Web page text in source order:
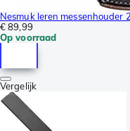
Nesmuk leren messenhouder
€ 89,99
Op voorraad
Vergelijk